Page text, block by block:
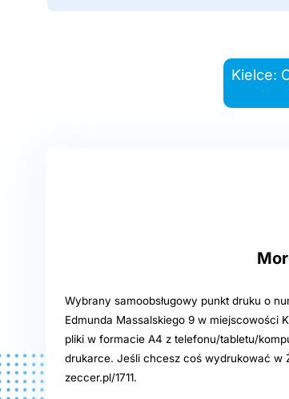
Kielce:
Wybrany samoobsługowy punkt druku o
Edmunda Massalskiego 9 w miejscowości
pliki w formacie A4 z telefonu/tabletu/
drukarce. Jeśli chcesz coś wydrukować w
zeccer.pl/1711.